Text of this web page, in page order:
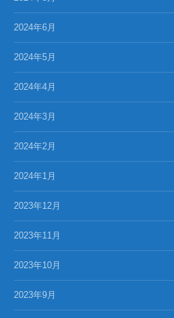
2024年6月
2024年5月
2024年4月
2024年3月
2024年2月
2024年1月
2023年12月
2023年11月
2023年10月
2023年9月